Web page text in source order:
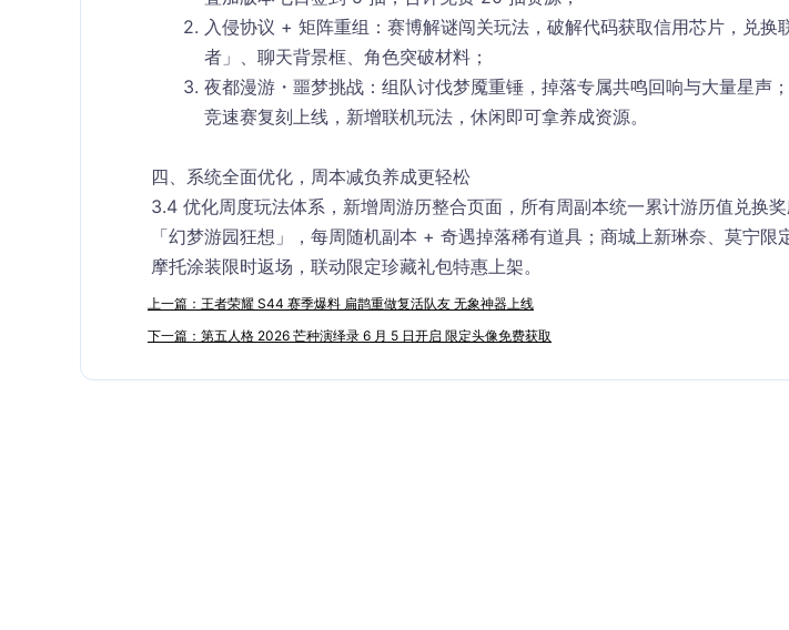
入侵协议 + 矩阵重组 ：赛博解谜闯关玩法，破解代码获取信用芯片，兑换
者」、聊天背景框、角色突破材料；
夜都漫游・噩梦挑战：组队讨伐梦魇重锤，掉落专属共鸣回响与大量星声
竞速赛复刻上线，新增联机玩法，休闲即可拿养成资源。
四、系统全面优化，周本减负养成更轻松
3.4 优化周度玩法体系，新增周游历整合页面，所有周副本统一累计游历值兑换
「幻梦游园狂想」，每周随机副本 + 奇遇掉落稀有道具；商城上新琳奈、莫宁限
摩托涂装限时返场，联动限定珍藏礼包特惠上架。
上一篇：王者荣耀 S44 赛季爆料 扁鹊重做复活队友 无象神器上线
下一篇：第五人格 2026 芒种演绎录 6 月 5 日开启 限定头像免费获取